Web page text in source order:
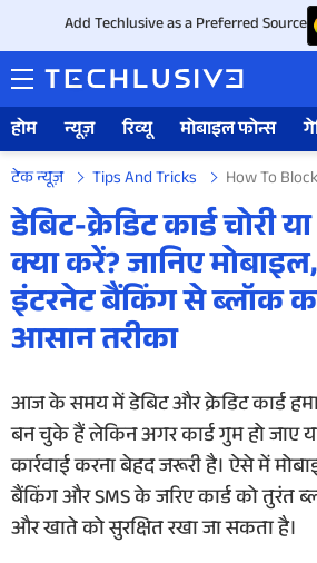
Add Techlusive as a Preferred Source
होम न्यूज़ रिव्यू मोबाइल फोन्स
होम
न्यूज़
रिव्यू
गेमिंग
फोटो
वीडियो
टेक न्यूज़ Tips And Tricks How To
डेबिट-क्रेडिट कार्ड चोरी
क्या करें? जानिए
इंटरनेट बैंकिंग से ब्लॉक
आसान तरीका
आज के समय में डेबिट और क्रेडिट कार्ड
बन चुके हैं लेकिन अगर कार्ड गुम हो जाए या
कार्रवाई करना बेहद जरूरी है। ऐसे में
बैंकिंग और SMS के जरिए कार्ड को
और खाते को सुरक्षित रखा जा सकता है।